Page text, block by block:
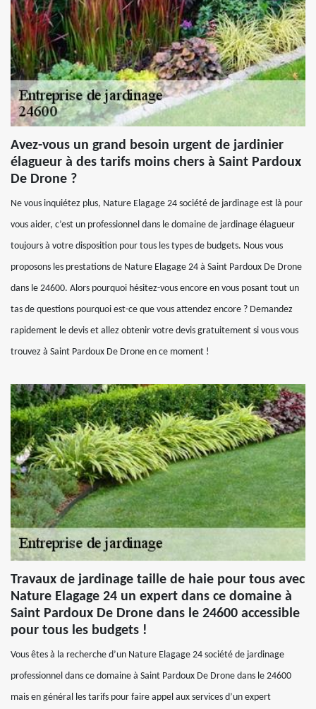
Avez-vous un grand besoin urgent de jardinier
élagueur à des tarifs moins chers à Saint Pardoux
De Drone ?
Ne vous inquiétez plus, Nature Elagage 24 société de jardinage est là pour
vous aider, c’est un professionnel dans le domaine de jardinage élagueur
toujours à votre disposition pour tous les types de budgets. Nous vous
proposons les prestations de Nature Elagage 24 à Saint Pardoux De Drone
dans le 24600. Alors pourquoi hésitez-vous encore en vous posant tout un
tas de questions pourquoi est-ce que vous attendez encore ? Demandez
rapidement le devis et allez obtenir votre devis gratuitement si vous vous
trouvez à Saint Pardoux De Drone en ce moment !
Travaux de jardinage taille de haie pour tous avec
Nature Elagage 24 un expert dans ce domaine à
Saint Pardoux De Drone dans le 24600 accessible
pour tous les budgets !
Vous êtes à la recherche d’un Nature Elagage 24 société de jardinage
professionnel dans ce domaine à Saint Pardoux De Drone dans le 24600
mais en général les tarifs pour faire appel aux services d’un expert